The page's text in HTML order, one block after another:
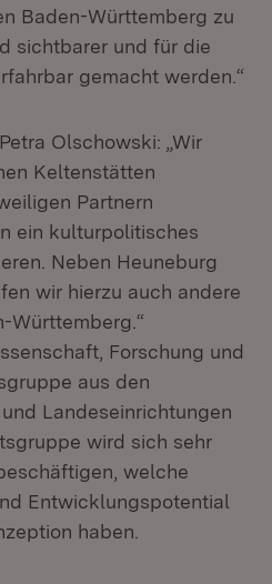
Baden-Württemberg zu
sichtbarer und für die
gemacht werden.“
Olschowski: „Wir
Keltenstätten
Partnern
ein kulturpolitisches
Neben Heuneburg
wir hierzu auch andere
Württemberg.“
Forschung und
aus den
Landeseinrichtungen
wird sich sehr
welche
Entwicklungspotential
haben.